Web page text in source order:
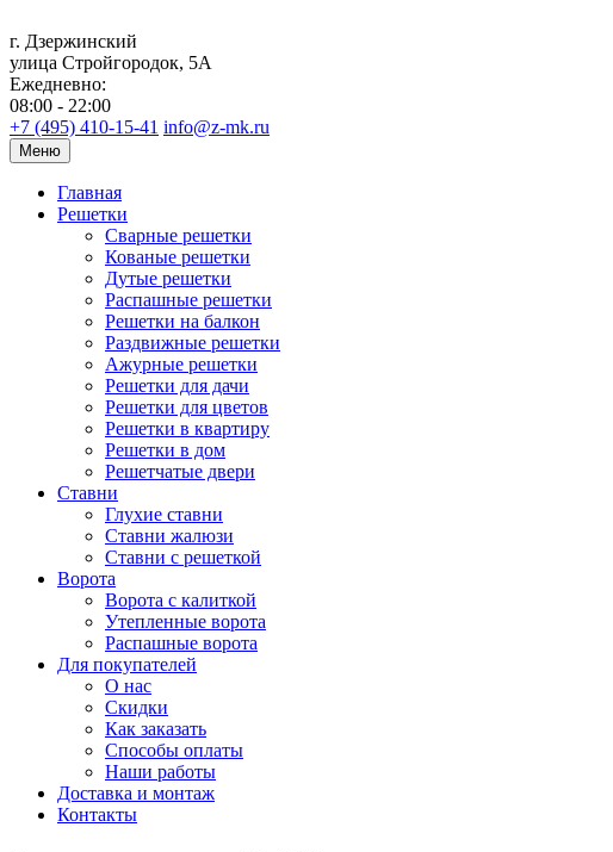
г. Дзержинский
улица Стройгородок, 5А
Ежедневно:
08:00 - 22:00
+7 (495) 410-15-41 info@z-mk.ru
Меню
Главная
Решетки
Сварные решетки
Кованые решетки
Дутые решетки
Распашные решетки
Решетки на балкон
Раздвижные решетки
Ажурные решетки
Решетки для дачи
Решетки для цветов
Решетки в квартиру
Решетки в дом
Решетчатые двери
Ставни
Глухие ставни
Ставни жалюзи
Ставни с решеткой
Ворота
Ворота с калиткой
Утепленные ворота
Распашные ворота
Для покупателей
О нас
Скидки
Как заказать
Способы оплаты
Наши работы
Доставка и монтаж
Контакты